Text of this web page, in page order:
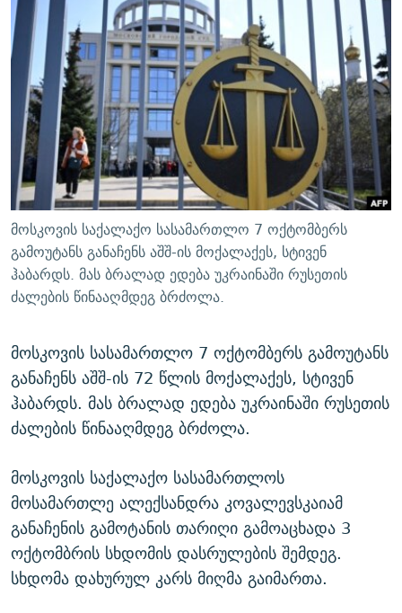
ᲛᲝᲚᲐᲞᲐᲠᲐᲙᲔ ᲢᲔᲥᲡᲢᲔᲑᲘ
ᲨᲘᲜ - ᲣᲪᲮᲝᲔᲗᲨᲘ
ᲚᲘᲢᲔᲠᲐᲢᲣᲠᲣᲚᲘ ᲬᲐᲮᲜᲐᲒᲔᲑᲘ
ᲐᲛᲔᲠᲘᲙᲣᲚᲘ ᲛᲝᲗᲮᲠᲝᲑᲐ
ᲘᲛᲞᲔᲠᲘᲐ ᲓᲐ ᲠᲐᲓᲘᲝ
ᲩᲔᲛᲘ ᲡᲘᲙᲕᲓᲘᲚᲘᲡ ᲛᲘᲖᲔᲖᲘᲐ COVID-19
11 ᲬᲔᲚᲘ - 11 ᲐᲛᲑᲐᲕᲘ
ᲡᲐᲞᲐᲠᲚᲐᲛᲔᲜᲢᲝ ᲐᲠᲩᲔᲕᲜᲔᲑᲘᲡ ᲘᲡᲢᲝᲠᲘᲐ
ᲑᲐᲕᲨᲕᲔᲑᲘ ᲞᲠᲝᲡᲢᲘᲢᲣᲪᲘᲐᲨᲘ - ᲐᲛᲝᲣᲗᲥᲛᲔᲚᲘ ᲐᲛᲑᲐᲕᲘ
5 ᲐᲛᲑᲐᲕᲘ - 20 ᲘᲕᲜᲘᲡᲡ ᲓᲐᲨᲐᲕᲔᲑᲣᲚᲔᲑᲘ
ᲐᲒᲕᲘᲡᲢᲝᲡ ᲝᲛᲘ
ПРИВЕТ ᲙᲣᲚᲢᲣᲠᲐ
ᲒᲐᲛᲝᲘᲬᲔᲠᲔ
რთე/რთ-ის ყველა საიტი
მოსკოვის საქალაქო სასამართლო 7 ოქტომბერს
გამოუტანს განაჩენს აშშ-ის მოქალაქეს, სტივენ
ჰაბარდს. მას ბრალად ედება უკრაინაში რუსეთის
ძალების წინააღმდეგ ბრძოლა.
მოსკოვის სასამართლო 7 ოქტომბერს გამოუტანს
განაჩენს აშშ-ის 72 წლის მოქალაქეს, სტივენ
ჰაბარდს. მას ბრალად ედება უკრაინაში რუსეთის
ძალების წინააღმდეგ ბრძოლა.
მოსკოვის საქალაქო სასამართლოს
მოსამართლე ალექსანდრა კოვალევსკაიამ
განაჩენის გამოტანის თარიღი გამოაცხადა 3
ოქტომბრის სხდომის დასრულების შემდეგ.
სხდომა დახურულ კარს მიღმა გაიმართა.